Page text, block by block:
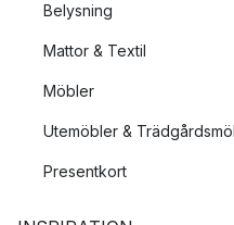
Belysning
Mattor & Textil
Möbler
Utemöbler &
Presentkort